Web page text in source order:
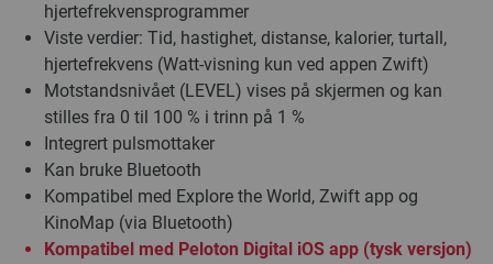
hjertefrekvensprogrammer
Viste verdier: Tid, hastighet, distanse, kalorier, turtall,
hjertefrekvens (Watt-visning kun ved appen Zwift)
Motstandsnivået (LEVEL) vises på skjermen og kan
stilles fra 0 til 100 % i trinn på 1 %
Integrert pulsmottaker
Kan bruke Bluetooth
Kompatibel med Explore the World, Zwift app og
KinoMap (via Bluetooth)
Kompatibel med Peloton Digital iOS app (tysk versjon)